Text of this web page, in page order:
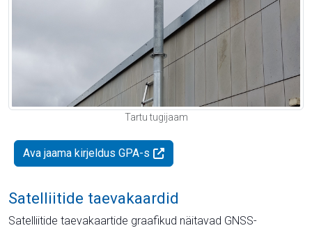
Tartu tugijaam
Ava jaama kirjeldus GPA-s
Satelliitide taevakaardid
Satelliitide taevakaartide graafikud näitavad GNSS-